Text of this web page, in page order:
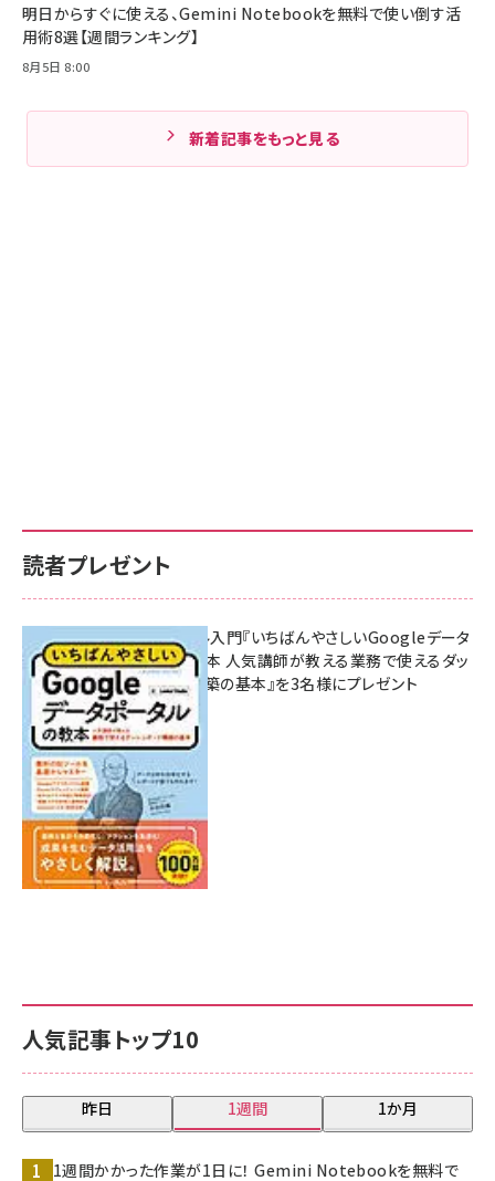
明日からすぐに使える、Gemini Notebookを無料で使い倒す活
用術8選【週間ランキング】
8月5日 8:00
新着記事をもっと見る
人気記事トップ10
昨日 1週間 1か月
1週間かかった作業が1日に！ Gemini Notebookを無料で
読者プレゼント
無料BIツール入門『いちばんやさしいGoogleデータ
ポータルの教本 人気講師が教える業務で使えるダッ
シュボード構築の基本』を3名様にプレゼント
7月31日 10:00